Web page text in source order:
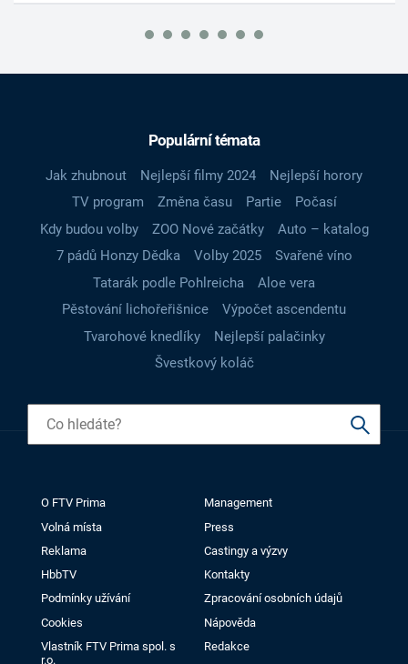
Populární témata
Jak zhubnout Nejlepší filmy 2024
Nejlepší horory
TV program
Změna času Partie
Počasí
Kdy budou volby
ZOO Nové začátky
Auto – katalog
7 pádů Honzy Dědka
Volby 2025
Svařené víno
Tatarák podle Pohlreicha
Aloe vera
Pěstování lichořeřišnice
Výpočet ascendentu
Tvarohové knedlíky
Nejlepší palačinky
Švestkový koláč
O FTV Prima
Management
Volná místa
Press
Reklama
Castingy a výzvy
HbbTV
Kontakty
Podmínky užívání
Zpracování osobních údajů
Cookies
Nápověda
Vlastník FTV Prima spol. s
r.o.
Redakce